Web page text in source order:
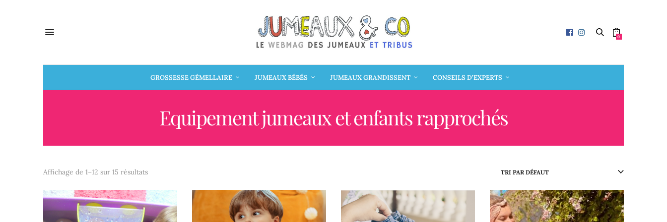
0
GROSSESSE GÉMELLAIRE JUMEAUX BÉBÉS JUMEAUX GRANDISSENT CONSEILS D’EXPERTS
Equipement jumeaux et enfants rapprochés
Affichage de 1–12 sur 15 résultats